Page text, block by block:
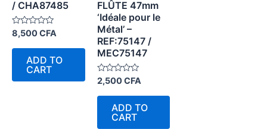
/ CHA87485
Rated
0
out
8,500CFA
ADD TO
CART
FLÛTE 47mm
‘Idéale pour le
Métal’ –
REF:75147 /
MEC75147
Rated
out
2,500CFA
ADD TO
CART